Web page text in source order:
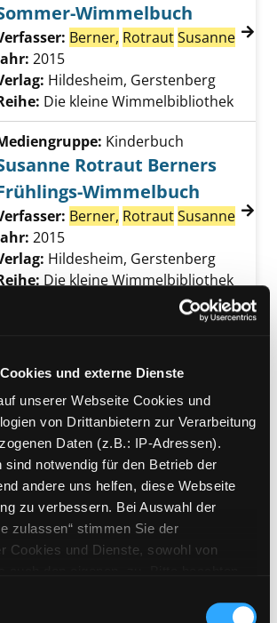
und externe Dienste
unserer Webseite Cookies und
von Drittanbietern zur Verarbeitung
Daten (z.B.: IP-Adressen).
sind notwendig für den Betrieb der
andere uns helfen, diese Webseite
zu verbessern. Bei Auswahl der
zulassen“ stimmen Sie der
Cookies und Dienste, sowohl von
eine Verarbeitung in
Wimmelbuch
Berner, RotrautSusanne
2015
Hildesheim, Gerstenberg
Die kleine Wimmelbibliothek
Details von Susanne Rotraut
Kinderbuch
Rotraut Berners
Wimmelbuch
Berner, RotrautSusanne
2015
Hildesheim, Gerstenberg
Die kleine Wimmelbibliothek
Details von Rotraut Susanne
Kinderbuch
Winter-Wimmelbuch
Berner,RotrautSusanne
2024
Hildesheim, Gerstenberg
Details von Niko anzeigen
Mediengruppe: Kinderbuch
Berner, Rotraut Susanne
2024